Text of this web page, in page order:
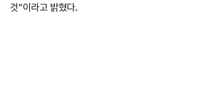
것”이라고 밝혔다.